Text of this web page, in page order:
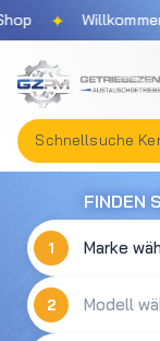
Zum Hauptinhalt
✦
FINDEN
1
2